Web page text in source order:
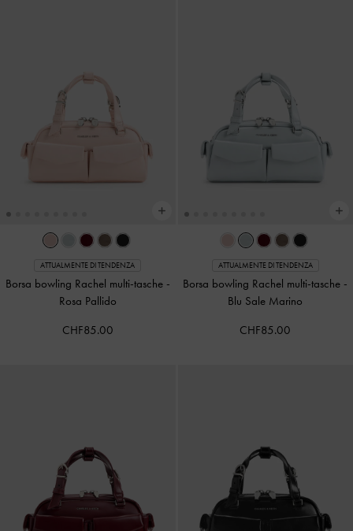
ATTUALMENTE DI TENDENZA
Borsa bowling Rachel multi-tasche -
Rosa Pallido
CHF85.00
ATTUALMENTE DI TENDENZA
Borsa bowling Rachel multi-tasche -
Blu Sale Marino
CHF85.00